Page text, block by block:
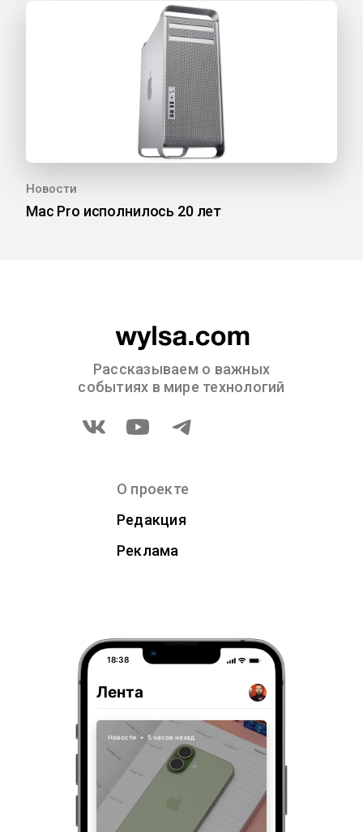
Новости
Mac Pro исполнилось 20 лет
Рассказываем о важных
событиях в мире технологий
О проекте
Редакция
Реклама
18:38
Лента
Новости • 5 часов назад